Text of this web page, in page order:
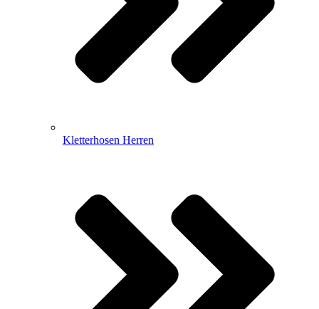
Kletterhosen Herren